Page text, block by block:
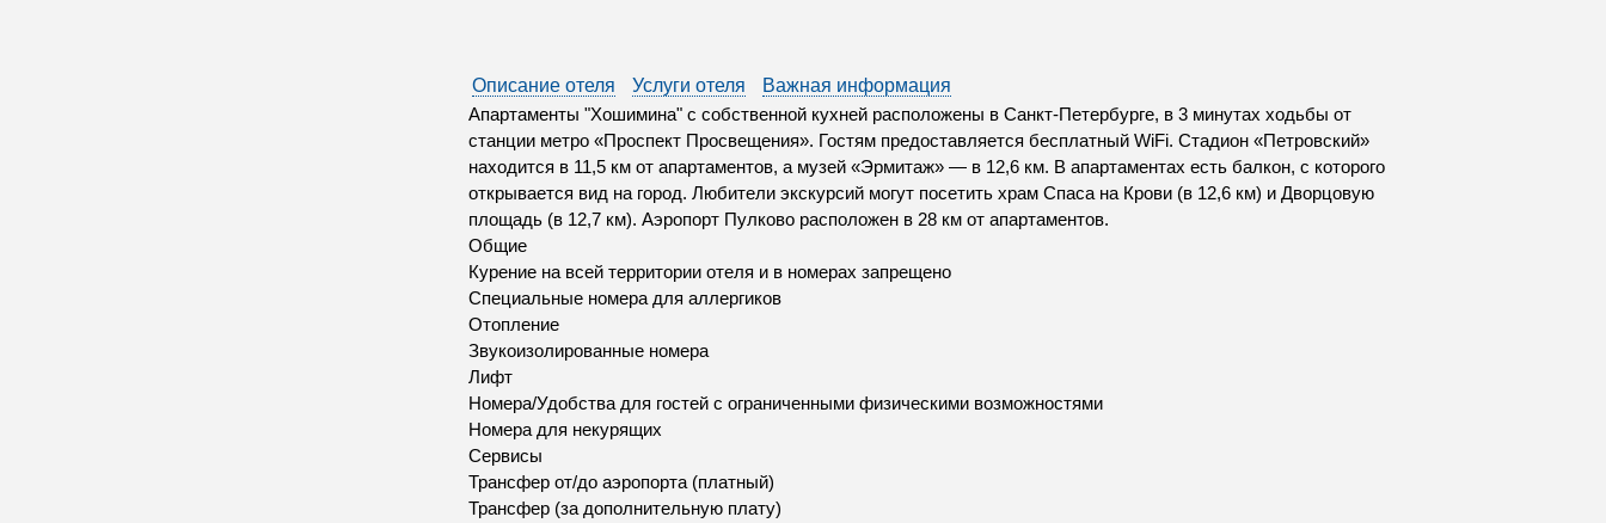
Описание отеля Услуги отеля
Важная информация
Апартаменты "Хошимина" с собственной кухней расположены в Санкт-Петербурге, в 3 минутах ходьбы от
станции метро «Проспект Просвещения». Гостям предоставляется бесплатный WiFi. Стадион «Петровский»
находится в 11,5 км от апартаментов, а музей «Эрмитаж» — в 12,6 км. В апартаментах есть балкон, с которого
открывается вид на город. Любители экскурсий могут посетить храм Спаса на Крови (в 12,6 км) и Дворцовую
площадь (в 12,7 км). Аэропорт Пулково расположен в 28 км от апартаментов.
Общие
Курение на всей территории отеля и в номерах запрещено
Специальные номера для аллергиков
Отопление
Звукоизолированные номера
Лифт
Номера/Удобства для гостей с ограниченными физическими возможностями
Номера для некурящих
Сервисы
Трансфер от/до аэропорта (платный)
Трансфер (за дополнительную плату)